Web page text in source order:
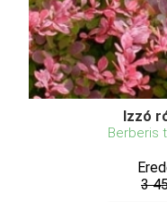
Izzó
Berberis
3